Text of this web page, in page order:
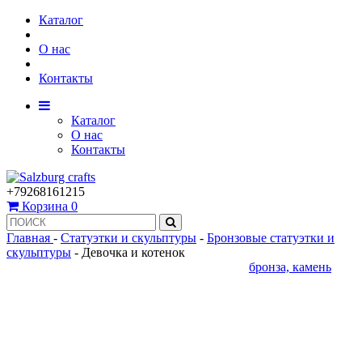
Каталог
О нас
Контакты
Каталог
О нас
Контакты
+79268161215
Корзина 0
Главная - Статуэтки и скульптуры - Бронзовые статуэтки и
скульптуры - Девочка и котенок
бронза, камень